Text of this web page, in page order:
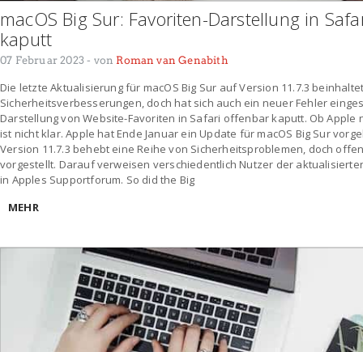
macOS Big Sur: Favoriten-Darstellung in
kaputt
07 Februar 2023 - von Roman van Genabith
Die letzte Aktualisierung für macOS Big Sur auf Version 11.7.3
Sicherheitsverbesserungen, doch hat sich auch ein neuer Fehler
Darstellung von Website-Favoriten in Safari offenbar kaputt. Ob Apple
ist nicht klar. Apple hat Ende Januar ein Update für macOS Big Sur
Version 11.7.3 behebt eine Reihe von Sicherheitsproblemen, doch
vorgestellt. Darauf verweisen verschiedentlich Nutzer der
in Apples Supportforum. So did the Big
MEHR